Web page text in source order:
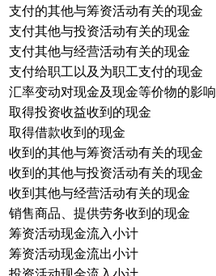
支付的其他与筹资活动有关的现金
支付其他与投资活动有关的现金
支付其他与经营活动有关的现金
支付给职工以及为职工支付的现金
汇率变动对现金及现金等价物的影响
取得投资收益收到的现金
取得借款收到的现金
收到的其他与筹资活动有关的现金
收到的其他与投资活动有关的现金
收到其他与经营活动有关的现金
销售商品、提供劳务收到的现金
筹资活动现金流入小计
筹资活动现金流出小计